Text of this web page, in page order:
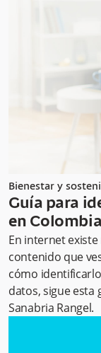
Bienestar y
Guía para
en Colombia
En internet
contenido que
cómo
datos, sigue
Sanabria Rangel.